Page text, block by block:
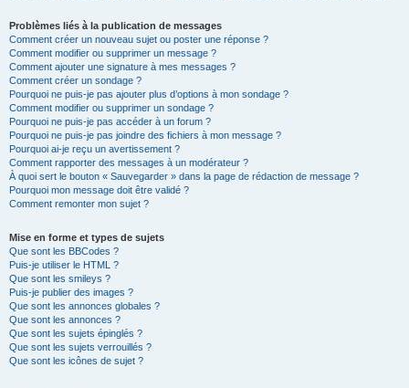
Problèmes liés à la publication de messages
Comment créer un nouveau sujet ou poster une réponse ?
Comment modifier ou supprimer un message ?
Comment ajouter une signature à mes messages ?
Comment créer un sondage ?
Pourquoi ne puis-je pas ajouter plus d’options à mon sondage ?
Comment modifier ou supprimer un sondage ?
Pourquoi ne puis-je pas accéder à un forum ?
Pourquoi ne puis-je pas joindre des fichiers à mon message ?
Pourquoi ai-je reçu un avertissement ?
Comment rapporter des messages à un modérateur ?
À quoi sert le bouton « Sauvegarder » dans la page de rédaction de message ?
Pourquoi mon message doit être validé ?
Comment remonter mon sujet ?
Mise en forme et types de sujets
Que sont les BBCodes ?
Puis-je utiliser le HTML ?
Que sont les smileys ?
Puis-je publier des images ?
Que sont les annonces globales ?
Que sont les annonces ?
Que sont les sujets épinglés ?
Que sont les sujets verrouillés ?
Que sont les icônes de sujet ?